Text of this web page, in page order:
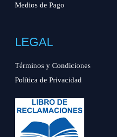
Medios de Pago
LEGAL
Términos y Condiciones
Política de Privacidad